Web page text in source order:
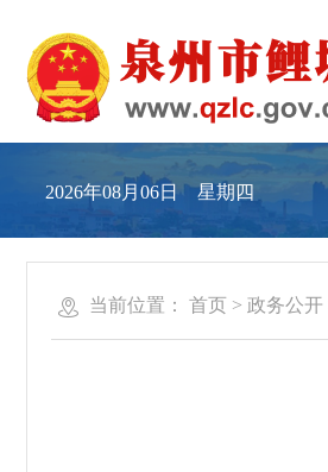
2026年08月06日 星期四
当前位置： 首页 > 政务公开